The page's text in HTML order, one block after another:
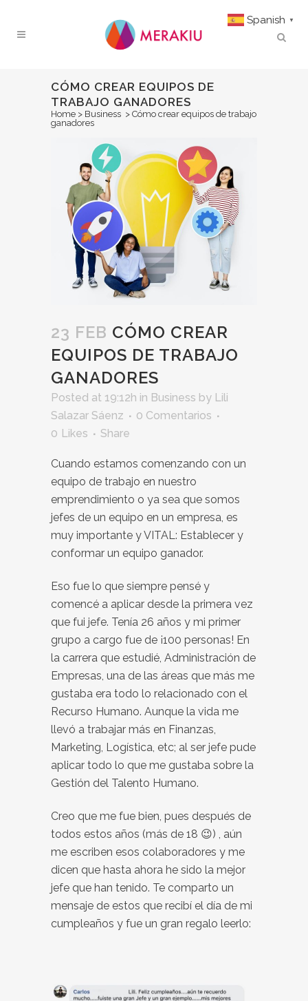
CÓMO CREAR EQUIPOS DE
TRABAJO GANADORES
Home > Business > Cómo crear equipos de trabajo
ganadores
23 FEB CÓMO CREAR
EQUIPOS DE TRABAJO
GANADORES
Posted at 19:12h in Business by Lili
Salazar Sáenz
0 Comentarios
0 Likes Share
Cuando estamos comenzando con un
equipo de trabajo en nuestro
emprendimiento o ya sea que somos
jefes de un equipo en un empresa, es
muy importante y VITAL: Establecer y
conformar un equipo ganador.
Eso fue lo que siempre pensé y
comencé a aplicar desde la primera vez
que fui jefe. Tenía 26 años y mi primer
grupo a cargo fue de ¡100 personas! En
la carrera que estudié, Administración de
Empresas, una de las áreas que más me
gustaba era todo lo relacionado con el
Recurso Humano. Aunque la vida me
llevó a trabajar más en Finanzas,
Marketing, Logística, etc; al ser jefe pude
aplicar todo lo que me gustaba sobre la
Gestión del Talento Humano.
Creo que me fue bien, pues después de
todos estos años (más de 18 😉) , aún
me escriben esos colaboradores y me
dicen que hasta ahora he sido la mejor
jefe que han tenido. Te comparto un
mensaje de estos que recibí el día de mi
cumpleaños y fue un gran regalo leerlo:
Spanish ▼